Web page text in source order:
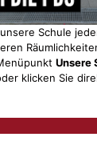
Schule
Unsere
klicken Sie